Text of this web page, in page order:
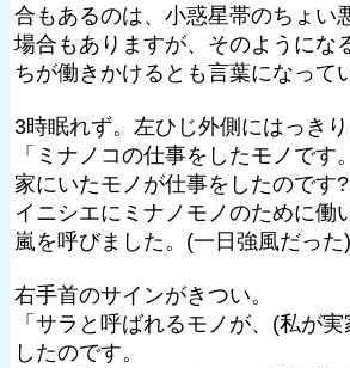
合もあるのは、小惑星帯のちょい
場合もありますが、そのようにな
ちが働きかけるとも言葉になって
3時眠れず。左ひじ外側にはっきり
「ミナノコの仕事をしたモノです。
家にいたモノが仕事をしたのです?
イニシエにミナノモノのために働
嵐を呼びました。(一日強風だった)
右手首のサインがきつい。
「サラと呼ばれるモノが、(私が
したのです。